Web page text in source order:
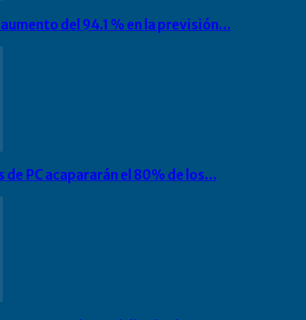
del 94.1 % en la previsión…
de PC acapararán el 80% de los…